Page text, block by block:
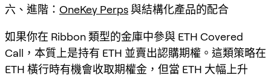
六、進階： OneKey Perps與結構化產品的配合
如果你在 Ribbon 類型的金庫中參與 ETH Covered
Call，本質上是持有 ETH 並賣出認購期權。這類策略在
ETH 橫行時有機會收取期權金，但當 ETH 大幅上升